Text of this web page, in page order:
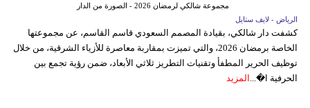
مجموعة شالكي لرمضان 2026 - الصورة من الدار
الرياض - لايف ستايل
كشفت دار شالكي، بقيادة المصمم السعودي قاسم القاسم، عن مجموعتها
الخاصة برمضان 2026، والتي تميزت بمقاربة معاصرة للأزياء الشرقية، من خلال
توظيف الحرير المطفأ وتقنيات التطريز ثلاثي الأبعاد، ضمن رؤية تجمع بين
الحرفية ا�... المزيد